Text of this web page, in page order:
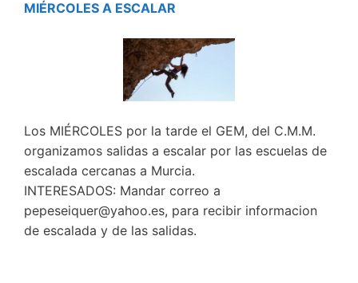
MIÉRCOLES A ESCALAR
Los MIÉRCOLES por la tarde el GEM, del C.M.M.
organizamos salidas a escalar por las escuelas de
escalada cercanas a Murcia.
INTERESADOS: Mandar correo a
pepeseiquer@yahoo.es, para recibir informacion
de escalada y de las salidas.